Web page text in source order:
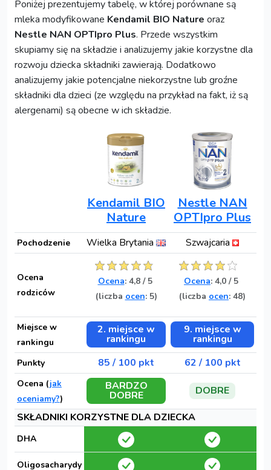
Poniżej prezentujemy tabelę, w której porównane są
mleka modyfikowane Kendamil BIO Nature oraz
Nestle NAN OPTIpro Plus. Przede wszystkim
skupiamy się na składzie i analizujemy jakie korzystne dla
rozwoju dziecka składniki zawierają. Dodatkowo
analizujemy jakie potencjalne niekorzystne lub groźne
składniki dla dzieci (ze względu na przykład na fakt, iż są
alergenami) są obecne w ich składzie.
Kendamil BIO
Nature
Nestle NAN
OPTIpro Plus
Pochodzenie Wielka Brytania Szwajcaria
Ocena
rodziców
Ocena: 4,8/ 5
(liczba ocen: 5)
Ocena: 4,0 / 5
(liczba ocen: 48)
Miejsce w
rankingu
2. miejsce w
rankingu
9. miejsce w
rankingu
Punkty 85 / 100 pkt 62 / 100 pkt
Ocena (jak
oceniamy?)
BARDZO
DOBRE
DOBRE
SKŁADNIKI KORZYSTNE DLA DZIECKA
DHA
Oligosacharydy